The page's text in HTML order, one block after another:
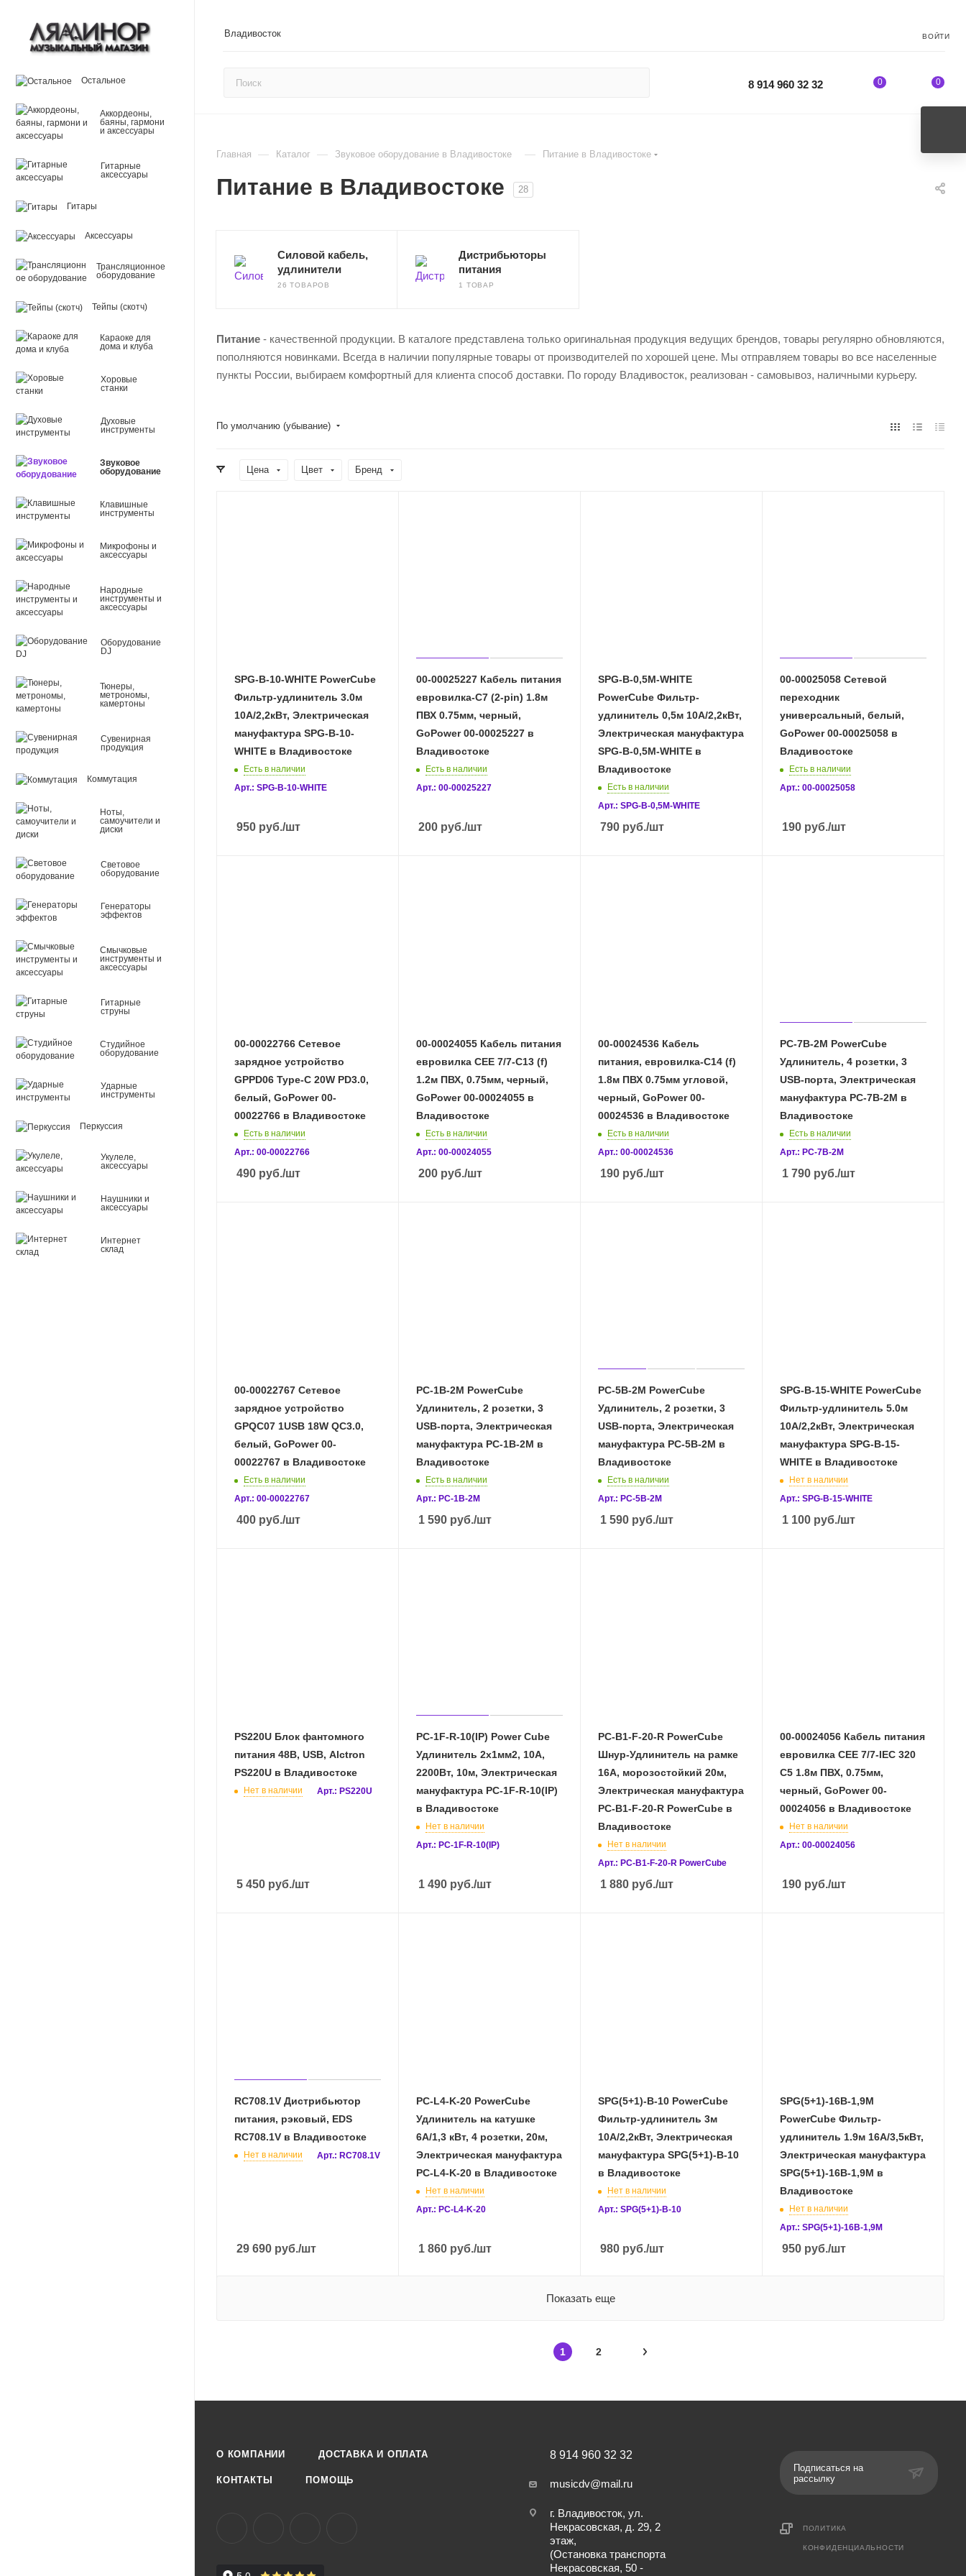
Владивосток ВОЙТИ
8 914 960 32 32 0 0
Остальное
Аккордеоны,
баяны, гармони
и аксессуары
Гитарные
аксессуары
Гитары
Аксессуары
Трансляционное
оборудование
Тейпы (скотч)
Караоке для
дома и клуба
Хоровые
станки
Духовые
инструменты
Звуковое
оборудование
Клавишные
инструменты
Микрофоны и
аксессуары
Народные
инструменты и
аксессуары
Оборудование
DJ
Тюнеры,
метрономы,
камертоны
Сувенирная
продукция
Коммутация
Ноты,
самоучители и
диски
Световое
оборудование
Генераторы
эффектов
Смычковые
инструменты и
аксессуары
Гитарные
струны
Студийное
оборудование
Ударные
инструменты
Перкуссия
Укулеле,
аксессуары
Наушники и
аксессуары
Интернет
склад
Главная — Каталог — Звуковое оборудование в Владивостоке — Питание в Владивостоке
Питание в Владивостоке 28
Силовой кабель,
удлинители
26 ТОВАРОВ
Дистрибьюторы
питания
1 ТОВАР
Питание - качественной продукции. В каталоге представлена только оригинальная продукция ведущих брендов, товары регулярно обновляются,
пополняются новинками. Всегда в наличии популярные товары от производителей по хорошей цене. Мы отправляем товары во все населенные
пункты России, выбираем комфортный для клиента способ доставки. По городу Владивосток, реализован - самовывоз, наличными курьеру.
По умолчанию (убывание)
Цена Цвет Бренд
SPG-B-10-WHITE PowerCube
Фильтр-удлинитель 3.0м
10А/2,2кВт, Электрическая
мануфактура SPG-B-10-
WHITE в Владивостоке
Есть в наличии
Арт.: SPG-B-10-WHITE
950 руб./шт
00-00025227 Кабель питания
евровилка-C7 (2-pin) 1.8м
ПВХ 0.75мм, черный,
GoPower 00-00025227 в
Владивостоке
Есть в наличии
Арт.: 00-00025227
200 руб./шт
SPG-B-0,5М-WHITE
PowerCube Фильтр-
удлинитель 0,5м 10А/2,2кВт,
Электрическая мануфактура
SPG-B-0,5М-WHITE в
Владивостоке
Есть в наличии
Арт.: SPG-B-0,5М-WHITE
790 руб./шт
00-00025058 Сетевой
переходник
универсальный, белый,
GoPower 00-00025058 в
Владивостоке
Есть в наличии
Арт.: 00-00025058
190 руб./шт
00-00022766 Сетевое
зарядное устройство
GPPD06 Type-C 20W PD3.0,
белый, GoPower 00-
00022766 в Владивостоке
Есть в наличии
Арт.: 00-00022766
490 руб./шт
00-00024055 Кабель питания
евровилка CEE 7/7-C13 (f)
1.2м ПВХ, 0.75мм, черный,
GoPower 00-00024055 в
Владивостоке
Есть в наличии
Арт.: 00-00024055
200 руб./шт
00-00024536 Кабель
питания, евровилка-C14 (f)
1.8м ПВХ 0.75мм угловой,
черный, GoPower 00-
00024536 в Владивостоке
Есть в наличии
Арт.: 00-00024536
190 руб./шт
PC-7B-2M PowerCube
Удлинитель, 4 розетки, 3
USB-порта, Электрическая
мануфактура PC-7B-2M в
Владивостоке
Есть в наличии
Арт.: PC-7B-2M
1 790 руб./шт
00-00022767 Сетевое
зарядное устройство
GPQC07 1USB 18W QC3.0,
белый, GoPower 00-
00022767 в Владивостоке
Есть в наличии
Арт.: 00-00022767
400 руб./шт
PC-1B-2M PowerCube
Удлинитель, 2 розетки, 3
USB-порта, Электрическая
мануфактура PC-1B-2M в
Владивостоке
Есть в наличии
Арт.: PC-1B-2M
1 590 руб./шт
PC-5B-2M PowerCube
Удлинитель, 2 розетки, 3
USB-порта, Электрическая
мануфактура PC-5B-2M в
Владивостоке
Есть в наличии
Арт.: PC-5B-2M
1 590 руб./шт
SPG-B-15-WHITE PowerCube
Фильтр-удлинитель 5.0м
10А/2,2кВт, Электрическая
мануфактура SPG-B-15-
WHITE в Владивостоке
Нет в наличии
Арт.: SPG-B-15-WHITE
1 100 руб./шт
PS220U Блок фантомного
питания 48В, USB, Alctron
PS220U в Владивостоке
Нет в наличии Арт.: PS220U
5 450 руб./шт
PC-1F-R-10(IP) Power Cube
Удлинитель 2х1мм2, 10А,
2200Вт, 10м, Электрическая
мануфактура PC-1F-R-10(IP)
в Владивостоке
Нет в наличии
Арт.: PC-1F-R-10(IP)
1 490 руб./шт
PC-B1-F-20-R PowerCube
Шнур-Удлинитель на рамке
16А, морозостойкий 20м,
Электрическая мануфактура
PC-B1-F-20-R PowerCube в
Владивостоке
Нет в наличии
Арт.: PC-B1-F-20-R PowerCube
1 880 руб./шт
00-00024056 Кабель питания
евровилка CEE 7/7-IEC 320
C5 1.8м ПВХ, 0.75мм,
черный, GoPower 00-
00024056 в Владивостоке
Нет в наличии
Арт.: 00-00024056
190 руб./шт
RC708.1V Дистрибьютор
питания, рэковый, EDS
RC708.1V в Владивостоке
Нет в наличии Арт.: RC708.1V
29 690 руб./шт
PC-L4-K-20 PowerCube
Удлинитель на катушке
6А/1,3 кВт, 4 розетки, 20м,
Электрическая мануфактура
PC-L4-K-20 в Владивостоке
Нет в наличии
Арт.: PC-L4-K-20
1 860 руб./шт
SPG(5+1)-B-10 PowerCube
Фильтр-удлинитель 3м
10А/2,2кВт, Электрическая
мануфактура SPG(5+1)-B-10
в Владивостоке
Нет в наличии
Арт.: SPG(5+1)-B-10
980 руб./шт
SPG(5+1)-16B-1,9М
PowerCube Фильтр-
удлинитель 1.9м 16А/3,5кВт,
Электрическая мануфактура
SPG(5+1)-16B-1,9М в
Владивостоке
Нет в наличии
Арт.: SPG(5+1)-16B-1,9М
950 руб./шт
Показать еще
1 2
О КОМПАНИИ ДОСТАВКА И ОПЛАТА
КОНТАКТЫ ПОМОЩЬ
8 914 960 32 32
musicdv@mail.ru
г. Владивосток, ул.
Некрасовская, д. 29, 2
этаж,
(Остановка транспорта
Некрасовская, 50 -
Подписаться на
рассылку
ПОЛИТИКА
КОНФИДЕНЦИАЛЬНОСТИ